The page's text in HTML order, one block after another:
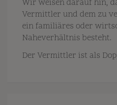
Wir weisen darauf hin,
Vermittler und dem zu
ein familiäres oder
Naheverhältnis besteht.
Der Vermittler ist als